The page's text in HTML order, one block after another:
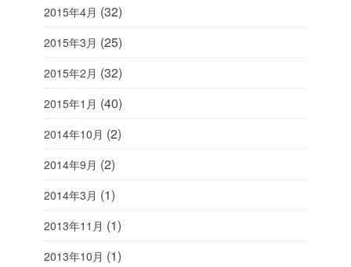
2015年4月 (32)
2015年3月 (25)
2015年2月 (32)
2015年1月 (40)
2014年10月 (2)
2014年9月 (2)
2014年3月 (1)
2013年11月 (1)
2013年10月 (1)